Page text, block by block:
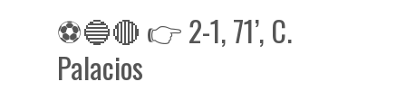
⚽️🔵🔴 👉 2-1, 71’, C.
Palacios